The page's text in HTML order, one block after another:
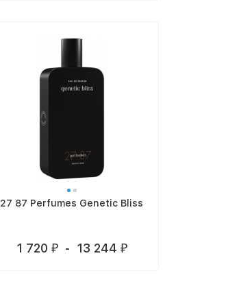
27 87 Perfumes Genetic Bliss
1 720 ₽ - 13 244 ₽